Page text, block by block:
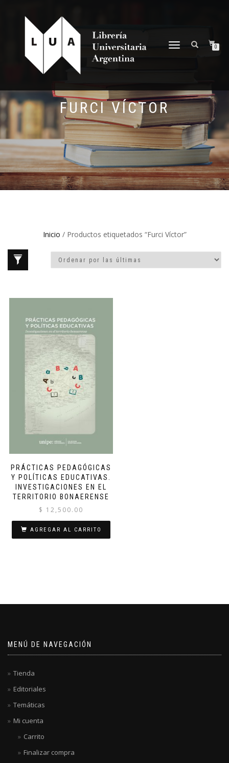
NAVEGACIÓN
0
FURCI VÍCTOR
Inicio / Productos etiquetados “Furci Víctor”
PRÁCTICAS PEDAGÓGICAS
Y POLÍTICAS EDUCATIVAS.
INVESTIGACIONES EN EL
TERRITORIO BONAERENSE
$ 12,500.00
AGREGAR AL CARRITO
MENÚ DE NAVEGACIÓN
Tienda
Editoriales
Temáticas
Mi cuenta
Carrito
Finalizar compra